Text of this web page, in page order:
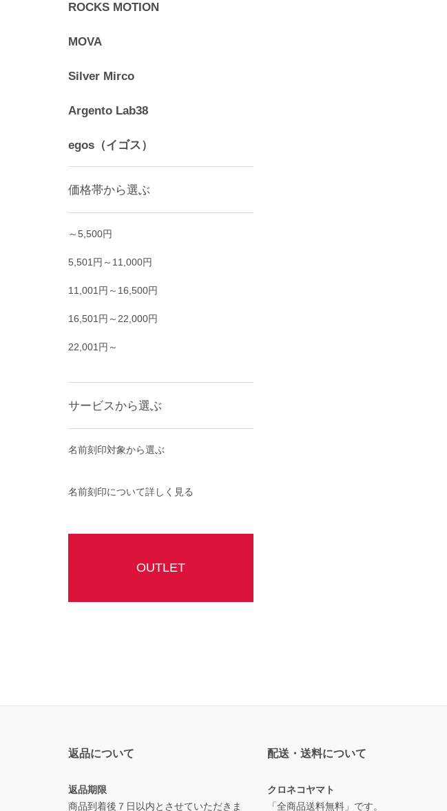
ROCKS MOTION
MOVA
Silver Mirco
Argento Lab38
egos（イゴス）
価格帯から選ぶ
～5,500円
5,501円～11,000円
11,001円～16,500円
16,501円～22,000円
22,001円～
サービスから選ぶ
名前刻印対象から選ぶ
名前刻印について詳しく見る
OUTLET
返品について
返品期限
商品到着後７日以内とさせていただきま
配送・送料について
クロネコヤマト
「全商品送料無料」です。